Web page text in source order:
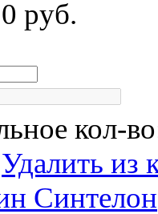
0 руб.
кол-
Удалить из